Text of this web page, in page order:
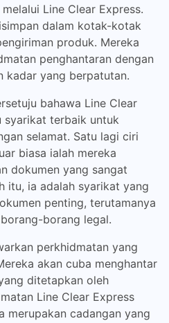
Line Clear Express.
dalam kotak-kotak
produk. Mereka
penghantaran dengan
kadar yang berpatutan.
bahawa Line Clear
syarikat terbaik untuk
selamat. Satu lagi ciri
biasa ialah mereka
dokumen yang sangat
itu, ia adalah syarikat yang
penting, terutamanya
borang legal.
perkhidmatan yang
akan cuba menghantar
ditetapkan oleh
Line Clear Express
merupakan cadangan yang